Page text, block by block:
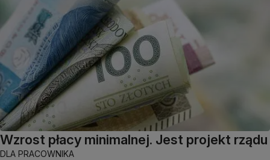
Wzrost płacy minimalnej. Jest projekt rządu
DLA PRACOWNIKA